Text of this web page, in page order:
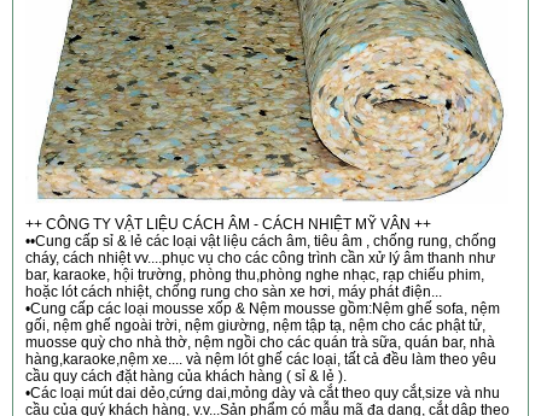
++ CÔNG TY VẬT LIỆU CÁCH ÂM - CÁCH NHIỆT MỸ VÂN ++
••Cung cấp sỉ & lẻ các loại vật liệu cách âm, tiêu âm , chống rung, chống
cháy, cách nhiệt vv....phục vụ cho các công trình cần xử lý âm thanh như
bar, karaoke, hội trường, phòng thu,phòng nghe nhạc, rạp chiếu phim,
hoặc lót cách nhiệt, chống rung cho sàn xe hơi, máy phát điện...
•Cung cấp các loại mousse xốp & Nệm mousse gồm:Nệm ghế sofa, nệm
gối, nệm ghế ngoài trời, nệm giường, nệm tập tạ, nệm cho các phật tử,
muosse quỳ cho nhà thờ, nệm ngồi cho các quán trà sữa, quán bar, nhà
hàng,karaoke,nệm xe.... và nệm lót ghế các loại, tất cả đều làm theo yêu
cầu quy cách đặt hàng của khách hàng ( sỉ & lẻ ).
•Các loại mút dai dẻo,cứng dai,mỏng dày và cắt theo quy cắt,size và nhu
cầu của quý khách hàng, v.v...Sản phẩm có mẫu mã đa dạng, cắt dập theo